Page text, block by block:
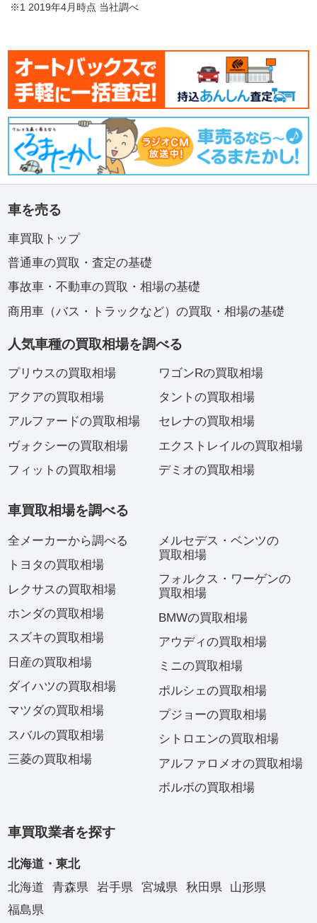
※1 2019年4月時点 当社調べ
車を売る
車買取トップ
普通車の買取・査定の基礎
事故車・不動車の買取・相場の基礎
商用車（バス・トラックなど）の買取・相場の基礎
人気車種の買取相場を調べる
プリウスの買取相場
アクアの買取相場
アルファードの買取相場
ヴォクシーの買取相場
フィットの買取相場
ワゴンRの買取相場
タントの買取相場
セレナの買取相場
エクストレイルの買取相場
デミオの買取相場
車買取相場を調べる
全メーカーから調べる
トヨタの買取相場
レクサスの買取相場
ホンダの買取相場
スズキの買取相場
日産の買取相場
ダイハツの買取相場
マツダの買取相場
スバルの買取相場
三菱の買取相場
メルセデス・ベンツの
買取相場
フォルクス・ワーゲンの
買取相場
BMWの買取相場
アウディの買取相場
ミニの買取相場
ポルシェの買取相場
プジョーの買取相場
シトロエンの買取相場
アルファロメオの買取相場
ボルボの買取相場
車買取業者を探す
北海道・東北
北海道
青森県 岩手県 宮城県 秋田県
山形県
福島県